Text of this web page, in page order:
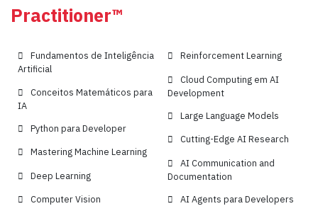
Practitioner™
Fundamentos de Inteligência
Artificial
Conceitos Matemáticos para
IA
Python para Developer
Mastering Machine Learning
Deep Learning
Computer Vision
Reinforcement Learning
Cloud Computing em AI
Development
Large Language Models
Cutting-Edge AI Research
AI Communication and
Documentation
AI Agents para Developers